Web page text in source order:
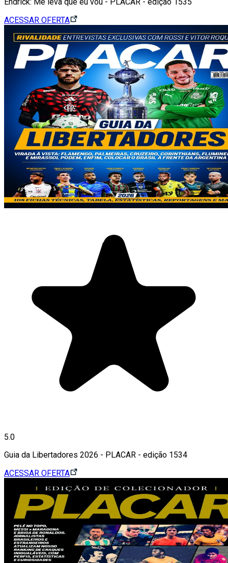
ACESSAR OFERTA
5.0
Guia da Libertadores 2026 - PLACAR - edição 1534
ACESSAR OFERTA